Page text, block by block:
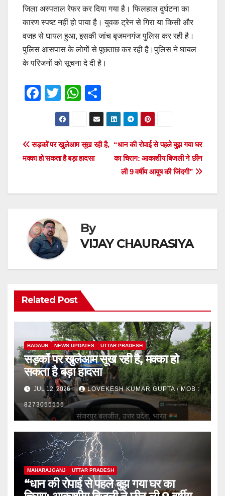
जिला अस्पताल रेफर कर दिया गया है। फिलहाल दुर्घटना का
कारण स्पष्ट नहीं हो पाया है। युवक ट्रेन से गिरा या किसी और
वजह से घायल हुआ, इसकी जांच बृजमनगंज पुलिस कर रही है।
पुलिस आसपास के लोगों से पूछताछ कर रही है।पुलिस ने घायल
के परिजनों को सूचना दे दी है।
F
e
b
o
T
wi
tt
er
W
h
at
s
A
p
h
ar
e
Post
navigation
“धान की रोपाई से पहले बुझ गया घर
का चिराग: आकाशीय बिजली ने छीन
ली 9 वर्षीय आयुष की जिंदगी”
सड़कों पर खुलेआम सूख रही है,
मक्का हो सकता है बड़ा हादसा
By
VIJAY CHAURASIYA
Related Post
BADAUN NEWS UPDATES UTTAR PRADESH
सड़कों पर खुलेआम सूख रही है, मक्का हो
सकता है बड़ा हादसा
JUL 12, 2026 LOVEKESH KUMAR GUPTA / MOB :
8273055555
MAHARAJGANJ UTTAR PRADESH
“धान की रोपाई से पहले बुझ गया घर का